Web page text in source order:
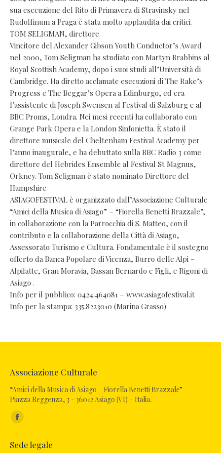
sua esecuzione del Rito di Primavera di Stravinsky nel
Rudolfinum a Praga è stata molto applaudita dai critici.
TOM SELIGMAN, direttore
Vincitore del Alexander Gibson Youth Conductor’s Award
nel 2000, Tom Seligman ha studiato con Martyn Brabbins al
Royal Scottish Academy, dopo i suoi studi all’Università di
Cambridge. Ha diretto acclamate esecuzioni di The Rake’s
Progress e The Beggar’s Opera a Edinburgo, ed era
l’assistente di Joseph Swensen al Festival di Salzburg e al
BBC Proms, Londra. Nei mesi recenti ha collaborato con
Grange Park Opera e la London Sinfonietta. È stato il
direttore musicale del Cheltenham Festival Academy per
l’anno inaugurale, e ha debuttato sulla BBC Radio 3 come
direttore del Hebrides Ensemble al Festival St Magnus,
Orkney. Tom Seligman è stato nominato Direttore del
Hampshire
ASIAGOFESTIVAL è organizzato dall’Associazione Culturale
“Amici della Musica di Asiago” – “Fiorella Benetti Brazzale”,
in collaborazione con la Parrocchia di S. Matteo, con il
contributo e la collaborazione della Città di Asiago,
Assessorato Turismo e Cultura. Fondamentale è il sostegno
offerto da Banca Popolare di Vicenza, Burro delle Alpi –
Alpilatte, Gran Moravia, Bassan Bernardo e Figli, e Rigoni di
Asiago .
Info per il pubblico: 0424.464081 – www.asiagofestival.it
Info per la stampa: 335.8223010 (Marina Grasso)
Associazione Culturale
“Amici della Musica di Asiago – Fiorella Benetti Brazzale”
Piazza Reggenza, 3 - 36012 Asiago (VI) – Italia.
Ci puoi trovare su:
Facebook
opens
Sede legale